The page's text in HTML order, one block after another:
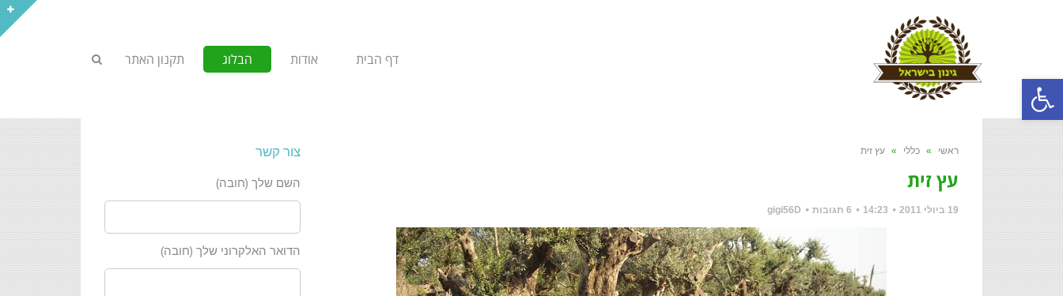
פתח סרגל נגישות
דף הבית אודות הבלוג תקנון האתר
ראשי » כללי » עץ זית
עץ זית
19 ביולי 2011 14:23 6 תגובות gigi56D
צור קשר
השם שלך (חובה)
הדואר האלקרוני שלך (חובה)